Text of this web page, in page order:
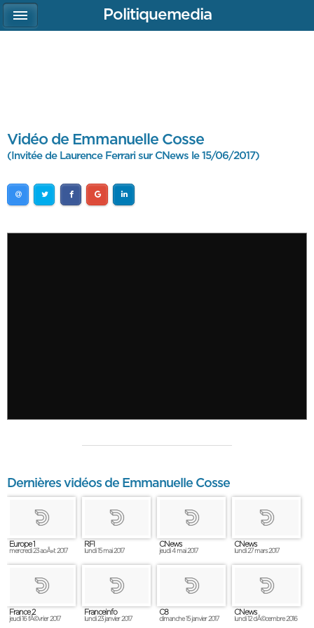
Vidéo de Emmanuelle Cosse
(Invitée de Laurence Ferrari sur CNews le 15/06/2017)
Dernières vidéos de Emmanuelle Cosse
Europe 1
mercredi 23 aoÃ»t 2017
RFI
lundi 15 mai 2017
CNews
jeudi 4 mai 2017
CNews
lundi 27 mars 2017
France 2
jeudi 16 fÃ©vrier 2017
Franceinfo
lundi 23 janvier 2017
C8
dimanche 15 janvier 2017
CNews
lundi 12 dÃ©cembre 2016
Politiquemedia